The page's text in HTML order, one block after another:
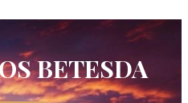
BETESDA